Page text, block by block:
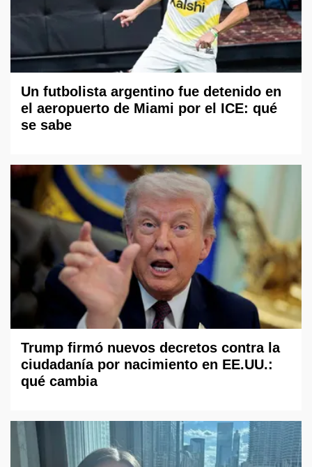
Un futbolista argentino fue detenido en
el aeropuerto de Miami por el ICE: qué
se sabe
Trump firmó nuevos decretos contra la
ciudadanía por nacimiento en EE.UU.:
qué cambia